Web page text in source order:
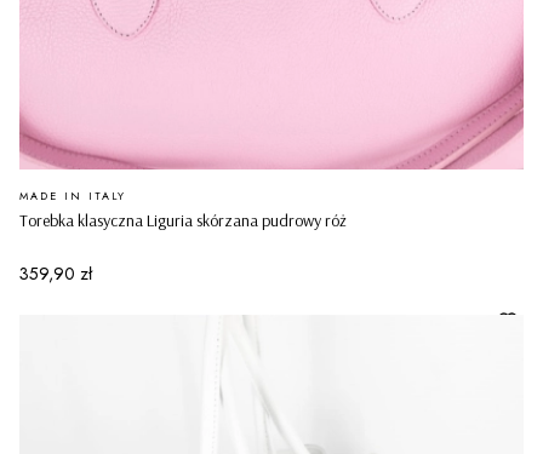
Torebka klasyczna Liguria skórzana pudrowy róż
PRODUCENT
MADE IN ITALY
Cena
359,90 zł